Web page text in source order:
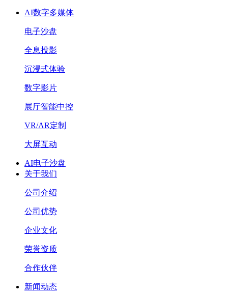
AI数字多媒体
电子沙盘
全息投影
沉浸式体验
数字影片
展厅智能中控
VR/AR定制
大屏互动
AI电子沙盘
关于我们
公司介绍
公司优势
企业文化
荣誉资质
合作伙伴
新闻动态